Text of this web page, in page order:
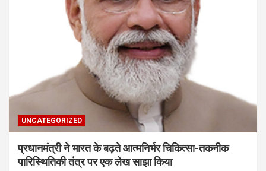
UNCATEGORIZED
प्रधानमंत्री ने भारत के बढ़ते आत्मनिर्भर चिकित्सा-तकनीक
पारिस्थितिकी तंत्र पर एक लेख साझा किया